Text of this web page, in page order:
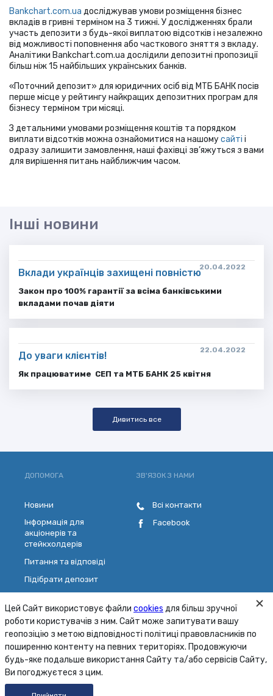
Bankchart.com.ua досліджував умови розміщення бізнес
вкладів в гривні терміном на 3 тижні. У дослідженнях брали
участь депозити з будь-якої виплатою відсотків і незалежно
від можливості поповнення або часткового зняття з вкладу.
Аналітики Bankchart.com.ua дослідили депозитні пропозиції
більш ніж 15 найбільших українських банків.
«Поточний депозит» для юридичних осіб від МТБ БАНК посів
перше місце у рейтингу найкращих депозитних програм для
бізнесу терміном три місяці.
З детальними умовами розміщення коштів та порядком
виплати відсотків можна ознайомитися на нашомусайті і
одразу залишити замовлення, наші фахівці зв’яжуться з вами
для вирішення питань найближчим часом.
Інші новини
20.04.2022
Вклади українців захищені повністю
Закон про 100% гарантії за всіма банківськими
вкладами почав діяти
22.04.2022
До уваги клієнтів!
Як працюватиме СЕП та МТБ БАНК 25 квітня
Дивитись все
Цей Сайт використовує файли cookies для більш зручної
роботи користувачів з ним. Сайт може запитувати вашу
геопозіцію з метою відповідності політиці правовласників по
поширенню контенту на певних територіях. Продовжуючи
будь-яке подальше використання Сайту та/або сервісів Сайту,
Ви погоджуєтеся з цим.
ДОПОМОГА
Новини
Інформація для
акціонерів та
стейкхолдерів
Питання та відповіді
Підібрати депозит
Обрати платіжну картку
Зворотній зв'язок
ЗВ'ЯЗОК З НАМИ
Всі контакти
Facebook
© 2001 - 2026 ПАТ «МТБ БАНК»
Карта сайту